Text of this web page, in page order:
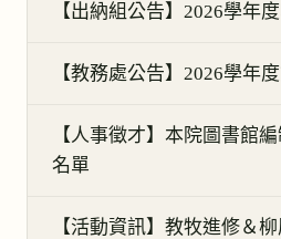
【出納組公告】2026學年
【教務處公告】2026學年
【人事徵才】本院圖書館
名單
【活動資訊】教牧進修＆